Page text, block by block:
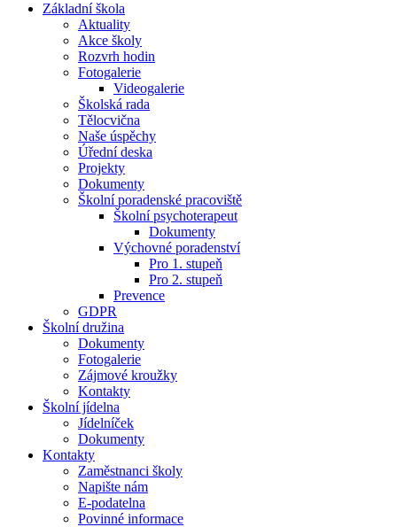
Základní škola
Aktuality
Akce školy
Rozvrh hodin
Fotogalerie
Videogalerie
Školská rada
Tělocvična
Naše úspěchy
Úřední deska
Projekty
Dokumenty
Školní poradenské pracoviště
Školní psychoterapeut
Dokumenty
Výchovné poradenství
Pro 1. stupeň
Pro 2. stupeň
Prevence
GDPR
Školní družina
Dokumenty
Fotogalerie
Zájmové kroužky
Kontakty
Školní jídelna
Jídelníček
Dokumenty
Kontakty
Zaměstnanci školy
Napište nám
E-podatelna
Povinné informace